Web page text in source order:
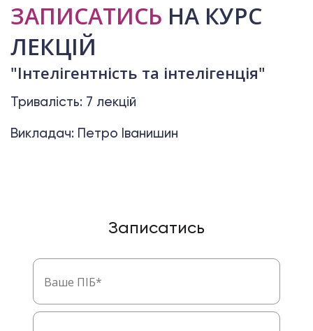
ЗАПИСАТИСЬ НА КУРС
ЛЕКЦІЙ
"Інтелігентність та інтелігенція"
Тривалість: 7 лекцій
Викладач: Петро Іванишин
Записатись